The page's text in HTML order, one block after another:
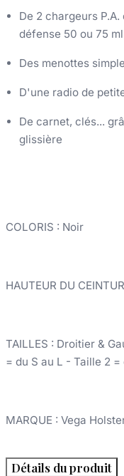
De 2 chargeurs P.A.
défense 50 ou 75 ml
Des menottes
D'une radio de
De carnet, clés...
glissière
COLORIS : Noir
HAUTEUR DU
TAILLES : Droitier &
= du S au L - Taille 2 =
MARQUE : Vega
Détails du produit